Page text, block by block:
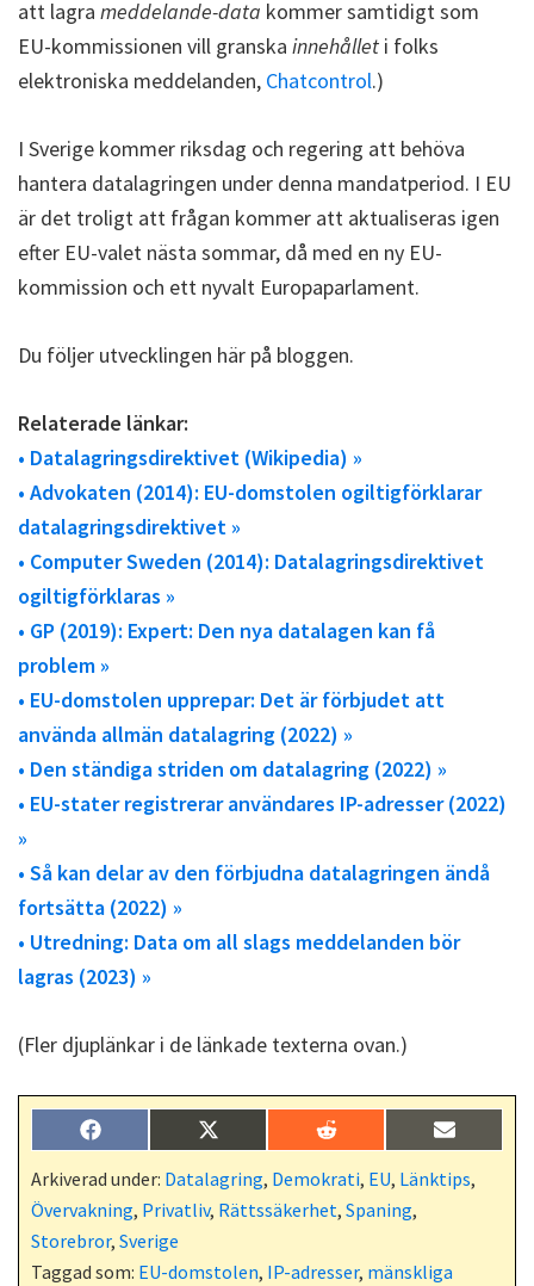
att lagra meddelande-data kommer samtidigt som
EU-kommissionen vill granska innehållet i folks
elektroniska meddelanden, Chatcontrol.)
I Sverige kommer riksdag och regering att behöva
hantera datalagringen under denna mandatperiod. I EU
är det troligt att frågan kommer att aktualiseras igen
efter EU-valet nästa sommar, då med en ny EU-
kommission och ett nyvalt Europaparlament.
Du följer utvecklingen här på bloggen.
Relaterade länkar:
• Datalagringsdirektivet (Wikipedia) »
• Advokaten (2014): EU-domstolen ogiltigförklarar
datalagringsdirektivet »
• Computer Sweden (2014): Datalagringsdirektivet
ogiltigförklaras »
• GP (2019): Expert: Den nya datalagen kan få
problem »
• EU-domstolen upprepar: Det är förbjudet att
använda allmän datalagring (2022) »
• Den ständiga striden om datalagring (2022) »
• EU-stater registrerar användares IP-adresser (2022)
»
• Så kan delar av den förbjudna datalagringen ändå
fortsätta (2022) »
• Utredning: Data om all slags meddelanden bör
lagras (2023) »
(Fler djuplänkar i de länkade texterna ovan.)
Dela
på
F
a
c
b
o
o
k
Dela
på
X
(
T
w
i
e
Dela
på
R
e
d
i
Dela
på
E
-
p
o
Arkiverad under: Datalagring, Demokrati, EU, Länktips,
Övervakning, Privatliv, Rättssäkerhet, Spaning,
Storebror, Sverige
Taggad som: EU-domstolen, IP-adresser, mänskliga